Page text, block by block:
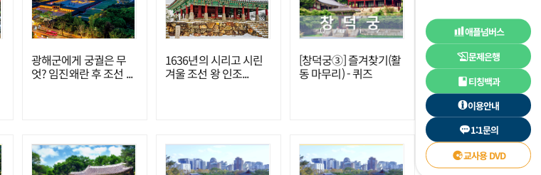
광해군에게 궁궐은 무
엇? 임진왜란 후 조선 ...
1636년의 시리고 시린
겨울 조선 왕 인조...
[창덕궁③] 즐겨찾기(활
동 마무리) - 퀴즈
애플넘버스
문제은행
티칭백과
이용안내
1:1문의
교사용 DVD